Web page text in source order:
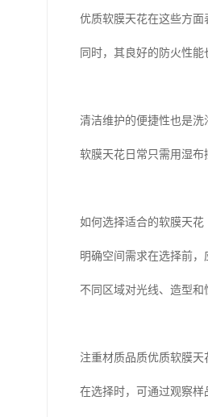
优质软膜天花在这些方面
同时，其良好的防火性能
清洁维护的便捷性也是洗
软膜天花日常只需用湿布
如何选择适合的软膜天花
明确空间需求在选择前，
不同区域对光线、造型
注重材质品质优质软膜天
在选择时，可通过观察样